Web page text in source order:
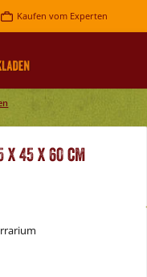
Kaufen vom Experten
45 x 60 cm